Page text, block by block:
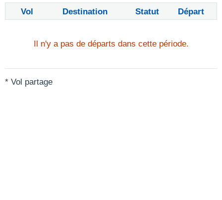
Vol Destination Statut Départ
Il n'y a pas de départs dans cette période.
* Vol partage